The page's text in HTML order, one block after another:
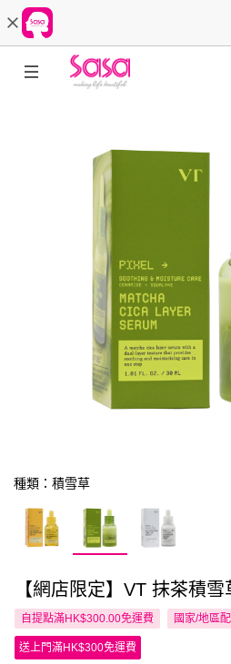
種類：積雪草
【網店限定】VT 抹茶積
自提點滿HK$300.00免運費 國家/地區
送上門滿HK$300免運費